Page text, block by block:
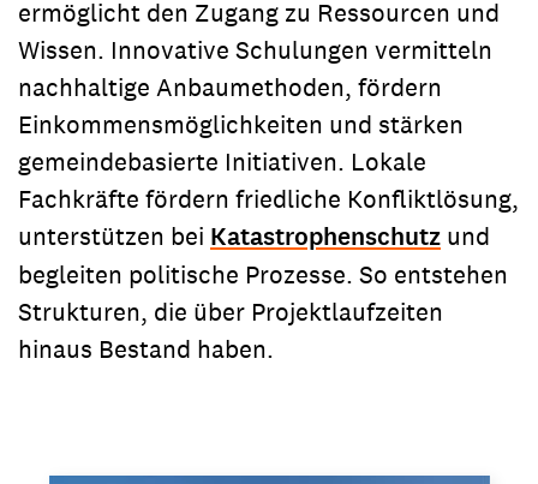
ermöglicht den Zugang zu Ressourcen und
Wissen. Innovative Schulungen vermitteln
nachhaltige Anbaumethoden, fördern
Einkommensmöglichkeiten und stärken
gemeindebasierte Initiativen. Lokale
Fachkräfte fördern friedliche Konfliktlösung,
unterstützen bei Katastrophenschutz und
begleiten politische Prozesse. So entstehen
Strukturen, die über Projektlaufzeiten
hinaus Bestand haben.